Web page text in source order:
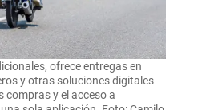
ofrece entregas en
y otras soluciones digitales
y el acceso a